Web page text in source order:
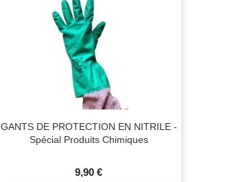
GANTS DE PROTECTION EN NITRILE -
Spécial Produits Chimiques
9,90 €